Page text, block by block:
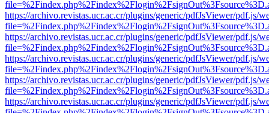
https://archivo.revistas.ucr.ac.cr/plugins/generic/pdfJsViewer/pdf.js/
https://archivo.revistas.ucr.ac.cr/plugins/generic/pdfJsViewer/pdf.js/
https://archivo.revistas.ucr.ac.cr/plugins/generic/pdfJsViewer/pdf.js/
https://archivo.revistas.ucr.ac.cr/plugins/generic/pdfJsViewer/pdf.js/
https://archivo.revistas.ucr.ac.cr/plugins/generic/pdfJsViewer/pdf.js/